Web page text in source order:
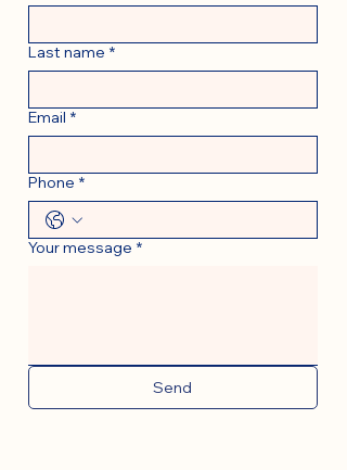
Last name *
Email *
Phone *
Your message *
Send